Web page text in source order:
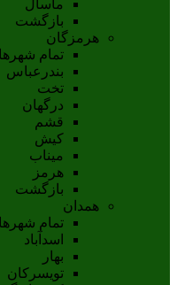
ماسال
بازگشت
هرمزگان
تمام شهر‌ها
بندرعباس
تخت
درگهان
قشم
کيش
ميناب
هرمز
بازگشت
همدان
تمام شهر‌ها
اسدآباد
بهار
تويسرکان